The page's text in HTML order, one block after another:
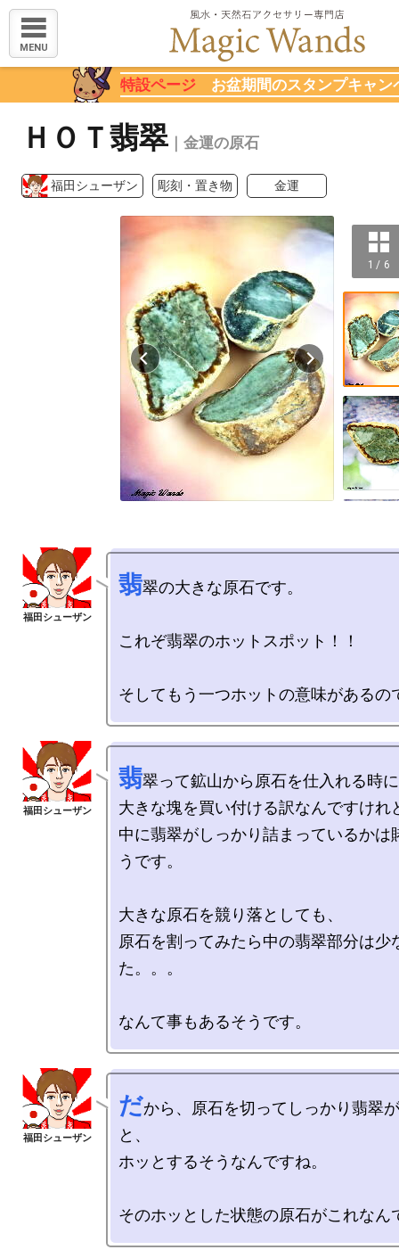
MENU
特設ページ お盆期間のスタンプキャン
ＨＯＴ翡翠 ｜金運の原石
福田シューザン 彫刻・置き物 金運
1 / 6
翡翠の大きな原石です。
これぞ翡翠のホットスポット！！
翡翠って鉱山から原石を仕入れる時
大きな塊を買い付ける訳なんですけれ
中に翡翠がしっかり詰まっているかは
うです。
大きな原石を競り落としても、
原石を割ってみたら中の翡翠部分は少
た。。。
だから、原石を切ってしっかり翡翠
と、
ホッとするそうなんですね。